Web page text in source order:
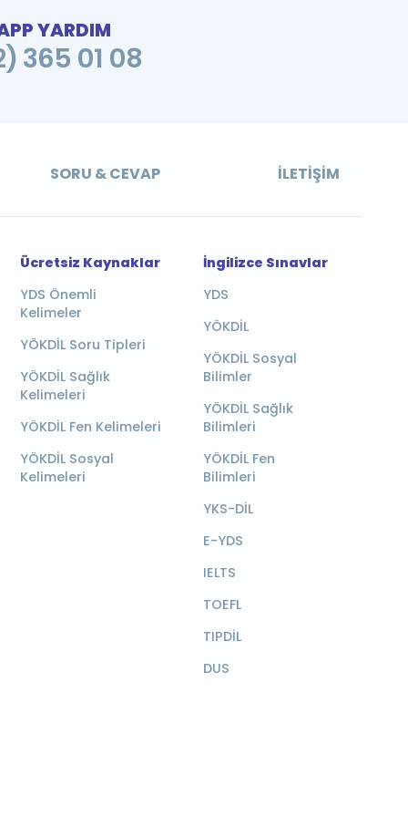
YARDIM
365 01 08
SORU & CEVAP İLETIŞIM
Ücretsiz Kaynaklar
YDS Önemli
Kelimeler
YÖKDİL Soru Tipleri
YÖKDİL Sağlık
Kelimeleri
YÖKDİL Fen Kelimeleri
YÖKDİL Sosyal
Kelimeleri
İngilizce Sınavlar
YDS
YÖKDİL
YÖKDİL Sosyal
Bilimler
YÖKDİL Sağlık
Bilimleri
YÖKDİL Fen
Bilimleri
YKS-DİL
E-YDS
IELTS
TOEFL
TIPDİL
DUS